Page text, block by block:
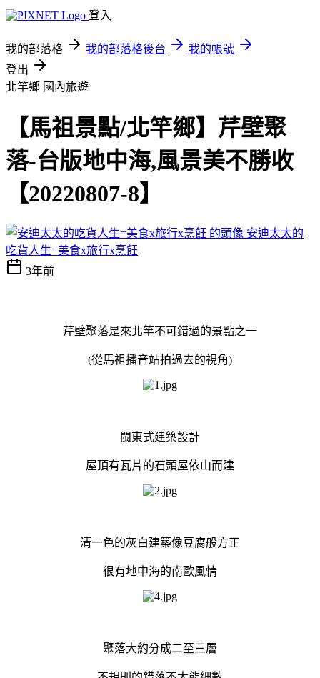
登入
我的部落格 我的部落格後台
我的帳號
登出
北竿鄉 國內旅遊
【馬祖景點/北竿鄉】芹壁聚
落-台版地中海,風景美不勝收
【20220807-8】
安迪太太的
吃貨人生=美食x旅行x烹飪
3年前
芹壁聚落是來北竿不可錯過的景點之一
(從馬祖播音站拍過去的視角)
閩東式建築設計
屋頂有瓦片的石頭屋依山而建
清一色的灰白建築像豆腐般方正
很有地中海的南歐風情
聚落大約分成二至三層